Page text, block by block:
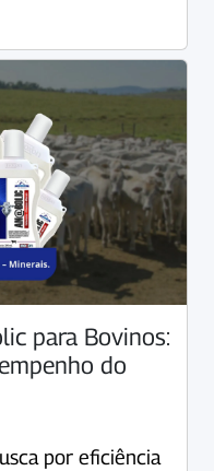
para Bovinos:
do
por eficiência